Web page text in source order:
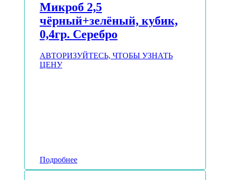
Микроб 2,5
чёрный+зелёный, кубик,
0,4гр. Серебро
АВТОРИЗУЙТЕСЬ, ЧТОБЫ УЗНАТЬ
ЦЕНУ
Подробнее